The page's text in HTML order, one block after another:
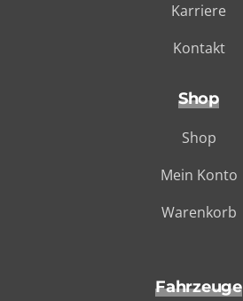
Karriere
Kontakt
Shop
Shop
Mein Konto
Warenkorb
Fahrzeuge